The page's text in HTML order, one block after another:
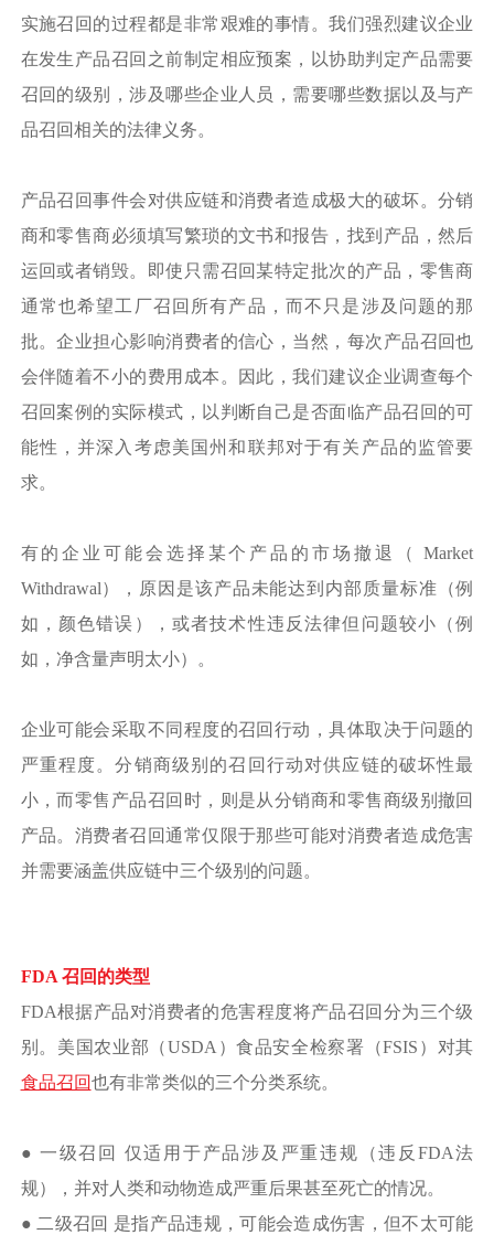
实施召回的过程都是非常艰难的事情。我们强烈建议企业
在发生产品召回之前制定相应预案，以协助判定产品需要
召回的级别，涉及哪些企业人员，需要哪些数据以及与产
品召回相关的法律义务。
产品召回事件会对供应链和消费者造成极大的破坏。分销
商和零售商必须填写繁琐的文书和报告，找到产品，然后
运回或者销毁。即使只需召回某特定批次的产品，零售商
通常也希望工厂召回所有产品，而不只是涉及问题的那
批。企业担心影响消费者的信心，当然，每次产品召回也
会伴随着不小的费用成本。因此，我们建议企业调查每个
召回案例的实际模式，以判断自己是否面临产品召回的可
能性，并深入考虑美国州和联邦对于有关产品的监管要
求。
有的企业可能会选择某个产品的市场撤退（ Market
Withdrawal），原因是该产品未能达到内部质量标准（例
如，颜色错误），或者技术性违反法律但问题较小（例
如，净含量声明太小）。
企业可能会采取不同程度的召回行动，具体取决于问题的
严重程度。分销商级别的召回行动对供应链的破坏性最
小，而零售产品召回时，则是从分销商和零售商级别撤回
产品。消费者召回通常仅限于那些可能对消费者造成危害
并需要涵盖供应链中三个级别的问题。
FDA 召回的类型
FDA根据产品对消费者的危害程度将产品召回分为三个级
别。美国农业部（USDA）食品安全检察署（FSIS）对其
食品召回也有非常类似的三个分类系统。
● 一级召回 仅适用于产品涉及严重违规（违反FDA法
规），并对人类和动物造成严重后果甚至死亡的情况。
● 二级召回 是指产品违规，可能会造成伤害，但不太可能